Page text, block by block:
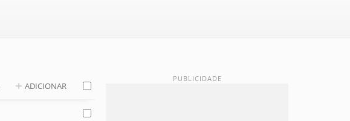
ADICIONAR